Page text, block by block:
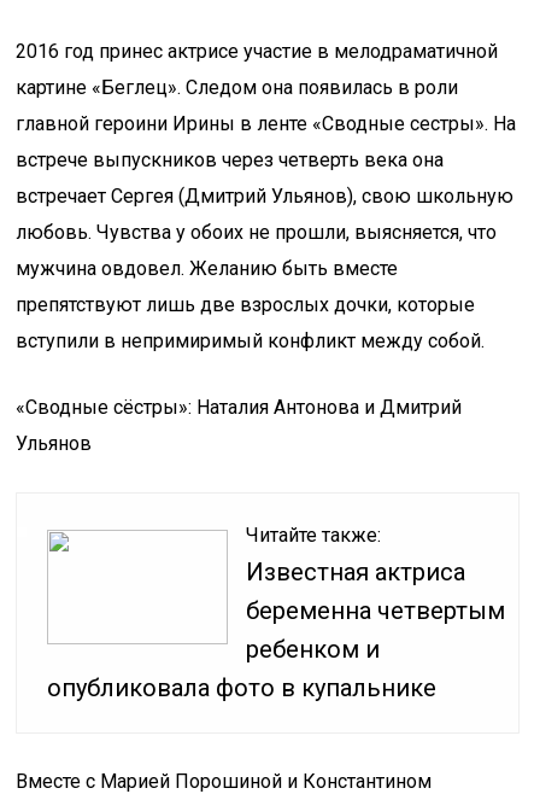
2016 год принес актрисе участие в мелодраматичной
картине «Беглец». Следом она появилась в роли
главной героини Ирины в ленте «Сводные сестры». На
встрече выпускников через четверть века она
встречает Сергея (Дмитрий Ульянов), свою школьную
любовь. Чувства у обоих не прошли, выясняется, что
мужчина овдовел. Желанию быть вместе
препятствуют лишь две взрослых дочки, которые
вступили в непримиримый конфликт между собой.
«Сводные сёстры»: Наталия Антонова и Дмитрий
Ульянов
Читайте также:
Известная актриса
беременна четвертым
ребенком и
опубликовала фото в купальнике
Вместе с Марией Порошиной и Константином